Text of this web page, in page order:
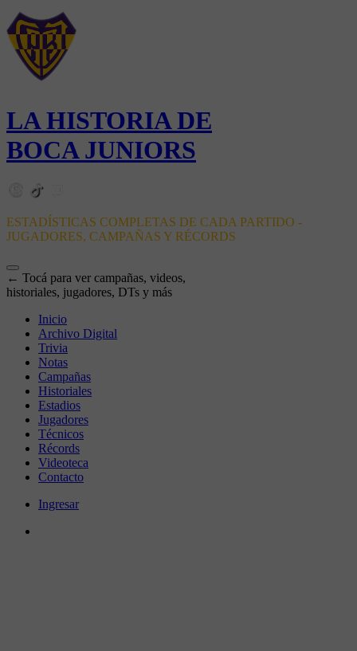
LA HISTORIA DE
BOCA JUNIORS
ESTADÍSTICAS COMPLETAS DE CADA PARTIDO -
JUGADORES, CAMPAÑAS Y RÉCORDS
← Tocá para ver campañas, videos,
historiales, jugadores, DTs y más
Inicio
Archivo Digital
Trivia
Notas
Campañas
Historiales
Estadios
Jugadores
Técnicos
Récords
Videoteca
Contacto
Ingresar